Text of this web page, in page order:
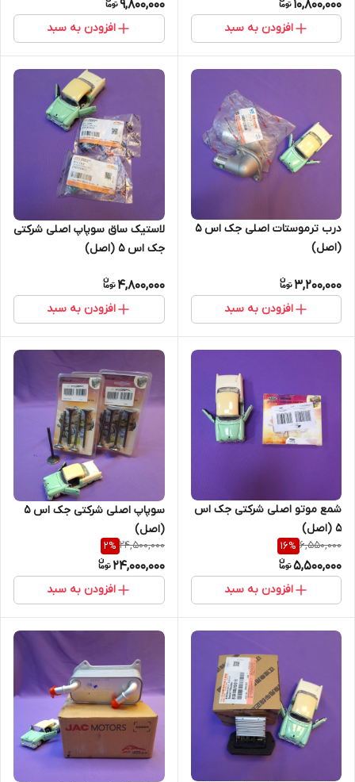
10,800,000
افزودن به سبد
9,800,000
افزودن به سبد
درب ترموستات اصلی جک اس 5
(اصل)
3,200,000
افزودن به سبد
لاستیک ساق سوپاپ اصلی شرکتی
جک اس 5 (اصل)
4,800,000
افزودن به سبد
شمع موتو اصلی شرکتی جک اس
5 (اصل)
6,550,000
16%
5,500,000
افزودن به سبد
سوپاپ اصلی شرکتی جک اس 5
(اصل)
24,500,000
2%
24,000,000
افزودن به سبد